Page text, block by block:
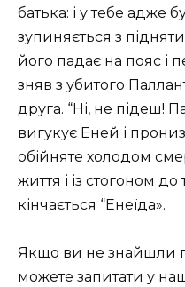
батька: і у тебе адже
зупиняється з
його падає на пояс і
зняв з убитого
друга. “Ні, не підеш!
вигукує Еней і
обійняте холодом
життя і із стогоном до
кінчається “Енеїда».
Якщо ви не знайшли
можете запитати у